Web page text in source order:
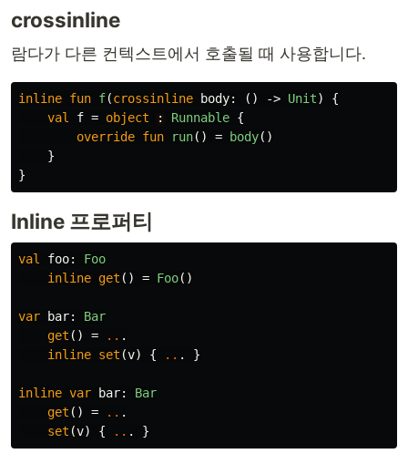
crossinline
람다가 다른 컨텍스트에서 호출될 때 사용합니다.
inline fun f(crossinline body: () -> Unit)
{
val
f = object : Runnable {
override fun run() = body()
}
}
Inline 프로퍼티
val foo:
Foo
inline get () = Foo()
var bar:
Bar
get () = .. .
inline set (v) { .. . }
inline var bar:
Bar
get () = .. .
set (v) { .. . }